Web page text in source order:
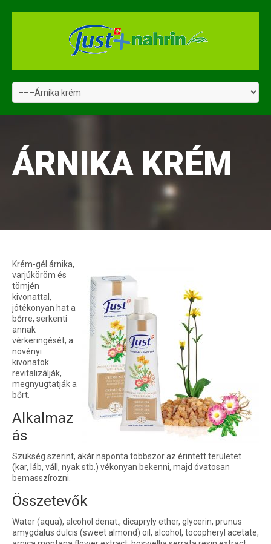
ÁRNIKA KRÉM
Krém-gél árnika,
varjúköröm és
tömjén
kivonattal,
jótékonyan hat a
bőrre, serkenti
annak
vérkeringését, a
növényi
kivonatok
revitalizálják,
megnyugtatják a
bőrt.
Alkalmaz
ás
Szükség szerint, akár naponta többször az érintett területet
(kar, láb, váll, nyak stb.) vékonyan bekenni, majd óvatosan
bemasszírozni.
Összetevők
Water (aqua), alcohol denat., dicapryly ether, glycerin, prunus
amygdalus dulcis (sweet almond) oil, alcohol, tocopheryl acetate,